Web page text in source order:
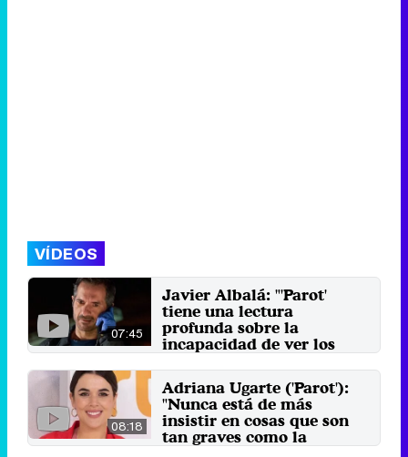
VÍDEOS
07:45
Javier Albalá: "'Parot'
tiene una lectura
profunda sobre la
incapacidad de ver los
traumas de la gente"
El actor se pone en la piel de
Jorge Nieto, uno de los policías a
cargo de salvarle la ...
30 de junio 2022
08:18
Adriana Ugarte ('Parot'):
"Nunca está de más
insistir en cosas que son
tan graves como la
violación"